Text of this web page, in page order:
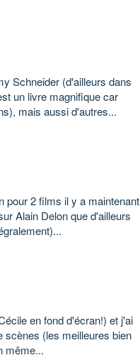
Schneider (d'ailleurs dans
un livre magnifique car
mais aussi d'autres...
pour 2 films il y a maintenant
Alain Delon que d'ailleurs
en fond d'écran!) et j'ai
scènes (les meilleures bien
même...